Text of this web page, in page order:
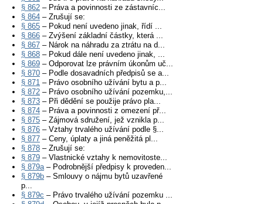
§ 862 – Práva a povinnosti ze zástavníc...
§ 864 – Zrušují se:
§ 865 – Pokud není uvedeno jinak, řídí ...
§ 866 – Zvýšení základní částky, která ...
§ 867 – Nárok na náhradu za ztrátu na d...
§ 868 – Pokud dále není uvedeno jinak, ...
§ 869 – Odporovat lze právním úkonům uč...
§ 870 – Podle dosavadních předpisů se a...
§ 871 – Právo osobního užívání bytu a p...
§ 872 – Právo osobního užívání pozemku,...
§ 873 – Při dědění se použije právo pla...
§ 874 – Práva a povinnosti z omezení př...
§ 875 – Zájmová sdružení, jež vznikla p...
§ 876 – Vztahy trvalého užívání podle §...
§ 877 – Ceny, úplaty a jiná peněžitá pl...
§ 878 – Zrušují se:
§ 879 – Vlastnické vztahy k nemovitoste...
§ 879a– Podrobnější předpisy k proveden...
§ 879b – Smlouvy o nájmu bytů uzavřené
p...
§ 879c – Právo trvalého užívání pozemku ...